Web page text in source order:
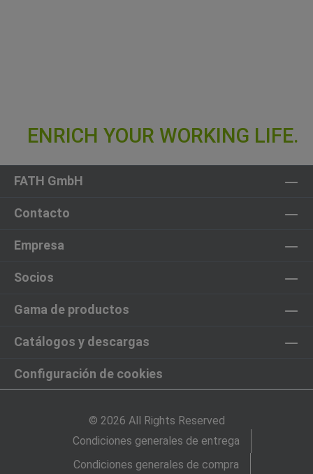
FATH GmbH
Contacto
Empresa
Socios
Gama de productos
Catálogos y descargas
Configuración de cookies
© 2026 All Rights Reserved
Condiciones generales de entrega
Condiciones generales de compra